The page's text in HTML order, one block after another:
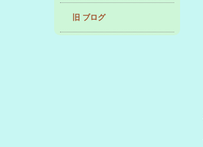
旧 ブログ